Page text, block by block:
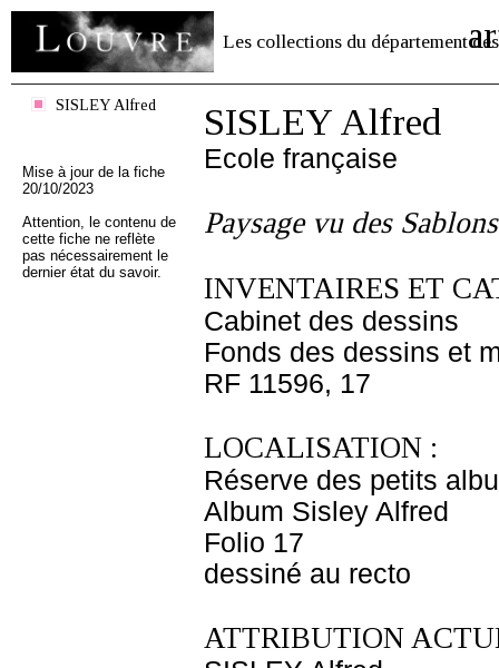
Les collections du département des
SISLEY Alfred
Mise à jour de la fiche
20/10/2023
Attention, le contenu de
cette fiche ne reflète
pas nécessairement le
dernier état du savoir.
SISLEY Alfred
Ecole française
Paysage vu des Sablons
INVENTAIRES ET
Cabinet des dessins
Fonds des dessins et
RF 11596, 17
LOCALISATION :
Réserve des petits
Album Sisley Alfred
Folio 17
dessiné au recto
ATTRIBUTION